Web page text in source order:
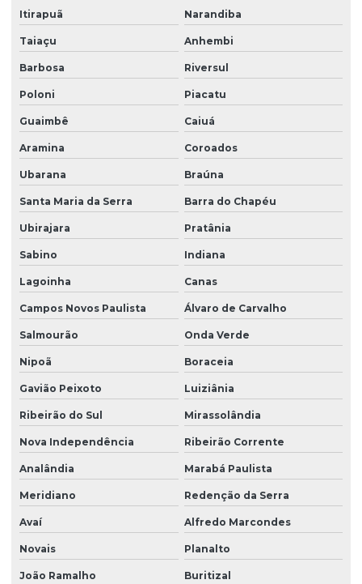
Itirapuã Narandiba
Taiaçu Anhembi
Barbosa Riversul
Poloni Piacatu
Guaimbê Caiuá
Aramina Coroados
Ubarana Braúna
Santa Maria da Serra Barra do Chapéu
Ubirajara Pratânia
Sabino Indiana
Lagoinha Canas
Campos Novos Paulista Álvaro de Carvalho
Salmourão Onda Verde
Nipoã Boraceia
Gavião Peixoto Luiziânia
Ribeirão do Sul Mirassolândia
Nova Independência Ribeirão Corrente
Analândia Marabá Paulista
Meridiano Redenção da Serra
Avaí Alfredo Marcondes
Novais Planalto
João Ramalho Buritizal